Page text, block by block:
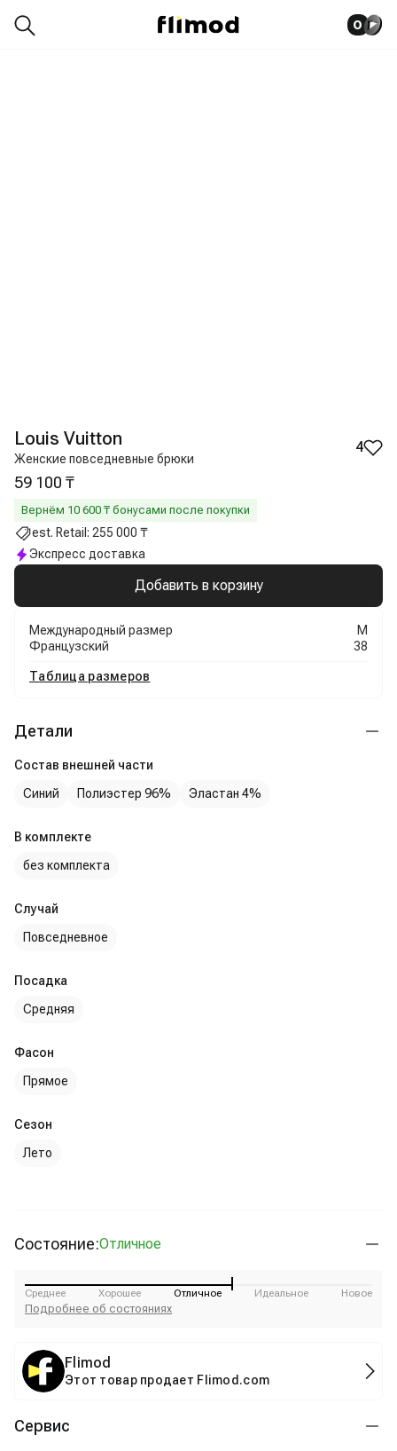
0
Louis Vuitton
Женские повседневные брюки
4
59 100 ₸
Вернём 10 600 ₸ бонусами после покупки
est. Retail: 255 000 ₸
Экспресс доставка
Добавить в корзину
Международный размер
M
Французский
38
Таблица размеров
Детали
Состав внешней части
Синий
Полиэстер 96% Эластан 4%
В комплекте
без комплекта
Случай
Повседневное
Посадка
Средняя
Фасон
Прямое
Сезон
Лето
Состояние:Отличное
Среднее Хорошее Отличное Идеальное Новое
Подробнее об состояниях
Flimod
Этот товар продает Flimod.com
Сервис